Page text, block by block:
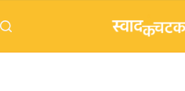
to
content